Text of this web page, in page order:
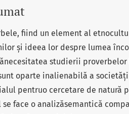
fiind un element al
și ideea lor despre lumea
studierii proverbelor
oparte inalienabilă a
pentruo cercetare de natură
face o analizăsemantică